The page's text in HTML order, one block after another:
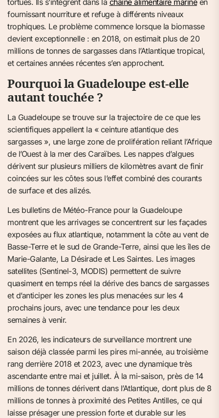
tortues. Ils s’intègrent dans la chaîne alimentaire marineen
fournissant nourriture et refuge à différents niveaux
trophiques. Le problème commence lorsque la biomasse
devient exceptionnelle : en 2018, on estimait plus de 20
millions de tonnes de sargasses dans l’Atlantique tropical,
et certaines années récentes s’en approchent.
Pourquoi la Guadeloupe est-elle
autant touchée ?
La Guadeloupe se trouve sur la trajectoire de ce que les
scientifiques appellent la « ceinture atlantique des
sargasses », une large zone de prolifération reliant l’Afrique
de l’Ouest à la mer des Caraïbes. Les nappes d’algues
dérivent sur plusieurs milliers de kilomètres avant de finir
coincées sur les côtes sous l’effet combiné des courants
de surface et des alizés.
Les bulletins de Météo-France pour la Guadeloupe
montrent que les arrivages se concentrent sur les façades
exposées au flux atlantique, notamment la côte au vent de
Basse-Terre et le sud de Grande-Terre, ainsi que les îles de
Marie-Galante, La Désirade et Les Saintes. Les images
satellites (Sentinel-3, MODIS) permettent de suivre
quasiment en temps réel la dérive des bancs de sargasses
et d’anticiper les zones les plus menacées sur les 4
prochains jours, avec une tendance pour les deux
semaines à venir.
En 2026, les indicateurs de surveillance montrent une
saison déjà classée parmi les pires mi-année, au troisième
rang derrière 2018 et 2023, avec une dynamique très
ascendante entre mai et juillet. À la mi-saison, près de 14
millions de tonnes dérivent dans l’Atlantique, dont plus de 8
millions de tonnes à proximité des Petites Antilles, ce qui
laisse présager une pression forte et durable sur les